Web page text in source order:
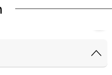
- Premium
iPhone 14 Plus / 13 Pro